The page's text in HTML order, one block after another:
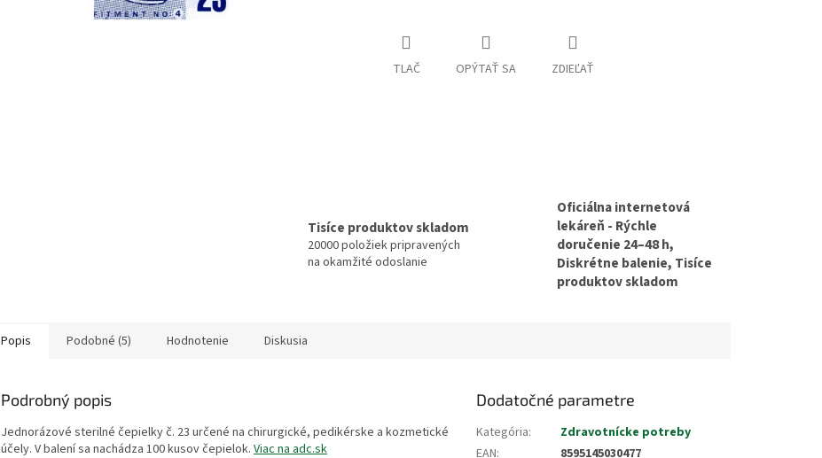
TLAČ OPÝTAŤ SA ZDIEĽAŤ
Tisíce produktov skladom
20000 položiek pripravených
na okamžité odoslanie
Oficiálna internetová
lekáreň - Rýchle
doručenie 24–48 h,
Diskrétne balenie, Tisíce
produktov skladom
Popis Podobné (5) Hodnotenie Diskusia
Podrobný popis
Jednorázové sterilné čepielky č. 23 určené na chirurgické, pedikérske a kozmetické
účely. V balení sa nachádza 100 kusov čepielok. Viac na adc.sk
Dodatočné parametre
Kategória:
Zdravotnícke potreby
EAN:
8595145030477